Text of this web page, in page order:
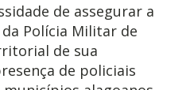
de assegurar a
Polícia Militar de
de sua
de policiais